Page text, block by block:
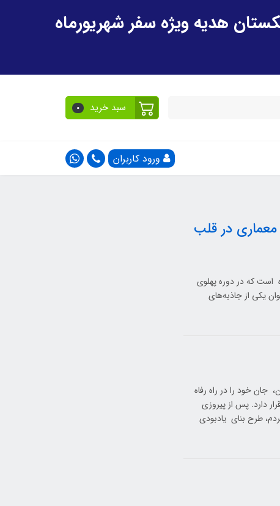
سبد خرید 0
ورود کاربران
در قلب
است که در دوره پهلوی
یکی از جاذبه‌های
جان خود را در راه رفاه
دارد. پس از پیروزی
طرح بنای یادبودی